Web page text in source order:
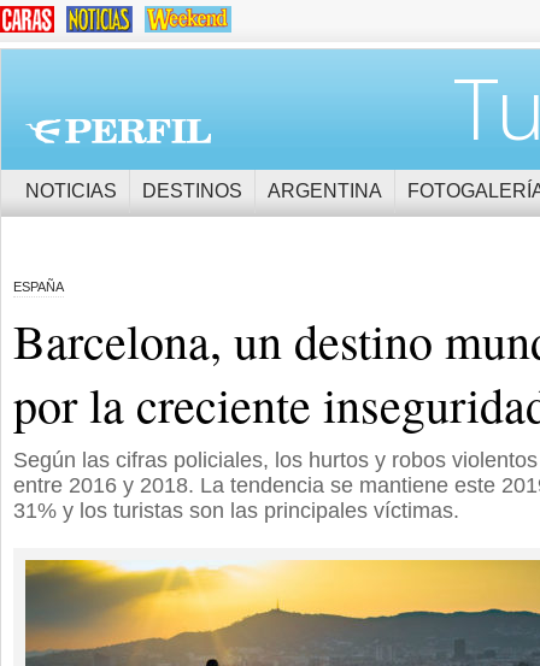
NOTICIAS DESTINOS ARGENTINA
ESPAÑA
Barcelona, un destino
por la creciente
Según las cifras policiales, los hurtos y robos
entre 2016 y 2018. La tendencia se mantiene este
31% y los turistas son las principales víctimas.